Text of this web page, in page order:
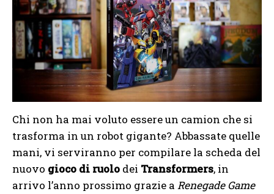
Chi non ha mai voluto essere un camion che si
trasforma in un robot gigante? Abbassate quelle
mani, vi serviranno per compilare la scheda del
nuovo gioco di ruolo dei Transformers, in
arrivo l’anno prossimo grazie a Renegade Game